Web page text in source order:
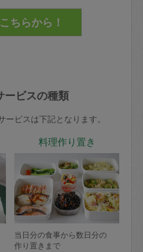
ービスの種類
ービスは下記となります。
料理作り置き
当日分の食事から数日分の
作り置きまで